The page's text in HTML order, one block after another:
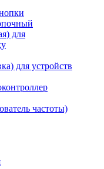
для
для устройств
частоты)